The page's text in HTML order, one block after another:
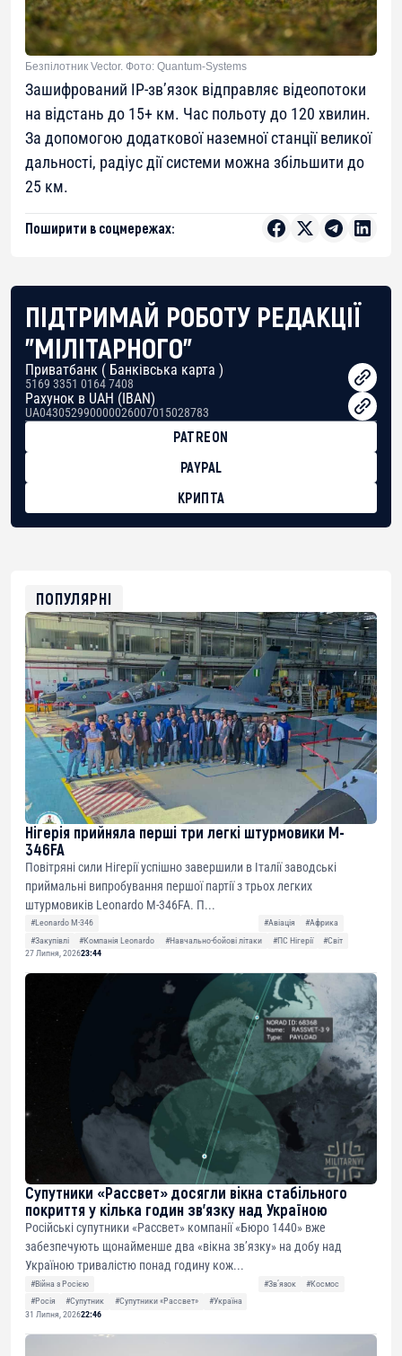
Безпілотник Vector. Фото: Quantum-Systems
Зашифрований IP-зв’язок відправляє відеопотоки
на відстань до 15+ км. Час польоту до 120 хвилин.
За допомогою додаткової наземної станції великої
дальності, радіус дії системи можна збільшити до
25 км.
Поширити в соцмережах:
ПІДТРИМАЙ РОБОТУ РЕДАКЦІЇ
"МІЛІТАРНОГО"
Приватбанк ( Банківська карта )
5169 3351 0164 7408
Рахунок в UAH (IBAN)
UA043052990000026007015028783
PATREON
PAYPAL
КРИПТА
0xfD02863D3289416fcF50975c9DFda13623f97758
ПОПУЛЯРНІ
Нігерія прийняла перші три легкі штурмовики M-
346FA
Повітряні сили Нігерії успішно завершили в Італії заводські
приймальні випробування першої партії з трьох легких
штурмовиків Leonardo M-346FA. П...
#Leonardo M-346 #Авіація
#Африка
#Закупівлі
#Компанія Leonardo #Навчально-бойові літаки #ПС Нігерії
#Світ
27 Липня, 202623:44
Супутники «Рассвет» досягли вікна стабільного
покриття у кілька годин зв’язку над Україною
Російські супутники «Рассвет» компанії «Бюро 1440» вже
забезпечують щонайменше два «вікна зв’язку» на добу над
Україною тривалістю понад годину кож...
#Війна з Росією #Звʼязок
#Космос
#Росія
#Супутник #Супутники «Рассвет»
#Україна
31 Липня, 202622:46